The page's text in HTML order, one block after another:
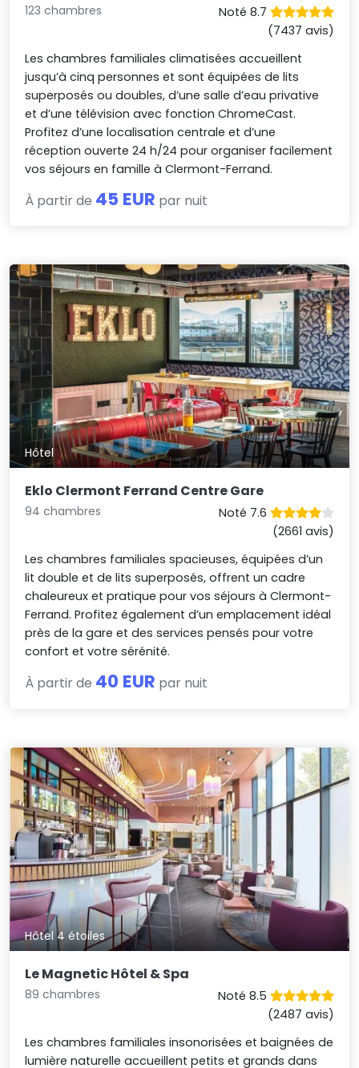
123 chambres
Noté 8.7
(7437 avis)
Les chambres familiales climatisées accueillent
jusqu’à cinq personnes et sont équipées de lits
superposés ou doubles, d’une salle d’eau privative
et d’une télévision avec fonction ChromeCast.
Profitez d’une localisation centrale et d’une
réception ouverte 24 h/24 pour organiser facilement
vos séjours en famille à Clermont-Ferrand.
À partir de 45 EUR par nuit
Hôtel
Eklo Clermont Ferrand Centre Gare
94 chambres
Noté 7.6
(2661 avis)
Les chambres familiales spacieuses, équipées d’un
lit double et de lits superposés, offrent un cadre
chaleureux et pratique pour vos séjours à Clermont-
Ferrand. Profitez également d’un emplacement idéal
près de la gare et des services pensés pour votre
confort et votre sérénité.
À partir de 40 EUR par nuit
Hôtel 4 étoiles
Le Magnetic Hôtel & Spa
89 chambres
Noté 8.5
(2487 avis)
Les chambres familiales insonorisées et baignées de
lumière naturelle accueillent petits et grands dans